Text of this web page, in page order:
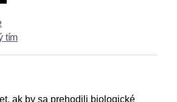
tím
ak by sa prehodili biologické